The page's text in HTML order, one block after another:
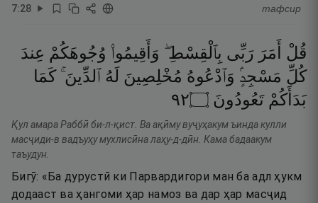
7:28 тафсир
قُلْ أَمَرَ رَبِّى بِٱلْقِسْطِ ۖ وَأَقِيمُوا۟ وُجُوهَكُمْ عِندَ
كُلِّ مَسْجِدٍۢ وَٱدْعُوهُ مُخْلِصِينَ لَهُ ٱلدِّينَ ۚ كَمَا
بَدَأَكُمْ تَعُودُونَ ۝٢٩
Қул амара Раббӣ би-л-қист. Ва ақӣму вуҷуҳакум ъинда кулли
масҷиди-в вадъуҳу мухлисӣна лаҳу-д-дӣн. Кама бадаакум
таъудун.
Бигӯ: «Ба дурустӣ ки Парвардигори ман ба адл ҳукм
додааст ва ҳангоми ҳар намоз ва дар ҳар масҷид